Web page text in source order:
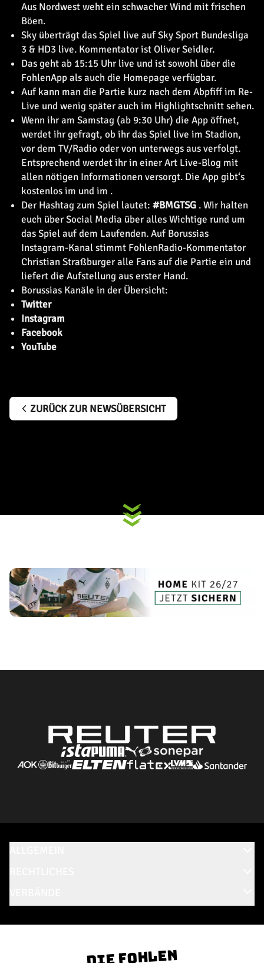
Aus Nordwest weht ein schwacher Wind mit frischen
Böen.
Sky überträgt das Spiel live auf Sky Sport Bundesliga
3 & HD3 live. Kommentator ist Oliver Seidler.
Dasgeht ab 15:15 Uhr live und ist sowohl über die
FohlenApp als auch die Homepage verfügbar.
Auf kann man die Partie kurz nach dem Abpfiff im Re-
Live und wenig später auch im Highlightschnitt sehen.
Wenn ihr am Samstag (ab 9:30 Uhr) die App öffnet,
werdet ihr gefragt, ob ihr das Spiel live im Stadion,
vor dem TV/Radio oder von unterwegs aus verfolgt.
Entsprechend werdet ihr in einer Art Live-Blog mit
allen nötigen Informationen versorgt. Die App gibt‘s
kostenlos im und im .
Der Hashtag zum Spiel lautet: #BMGTSG . Wir halten
euch über Social Media über alles Wichtige rund um
das Spiel auf dem Laufenden. Auf Borussias
Instagram-Kanal stimmt FohlenRadio-Kommentator
Christian Straßburger alle Fans auf die Partie ein und
liefert die Aufstellung aus erster Hand.
Borussias Kanäle in der Übersicht:
Twitter
Instagram
Facebook
YouTube
ZURÜCK ZUR NEWSÜBERSICHT
Die Fohlen